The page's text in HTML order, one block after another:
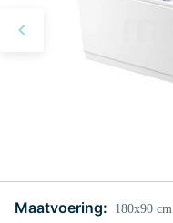
Maatvoering: 180x90 cm